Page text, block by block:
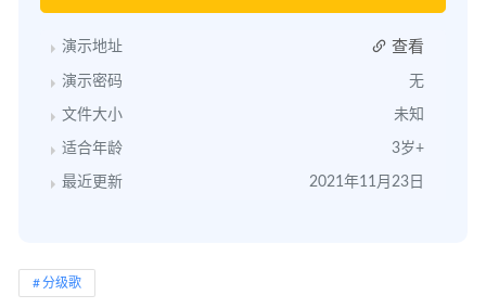
演示地址 查看
演示密码 无
文件大小 未知
适合年龄 3岁+
最近更新 2021年11月23日
分级歌